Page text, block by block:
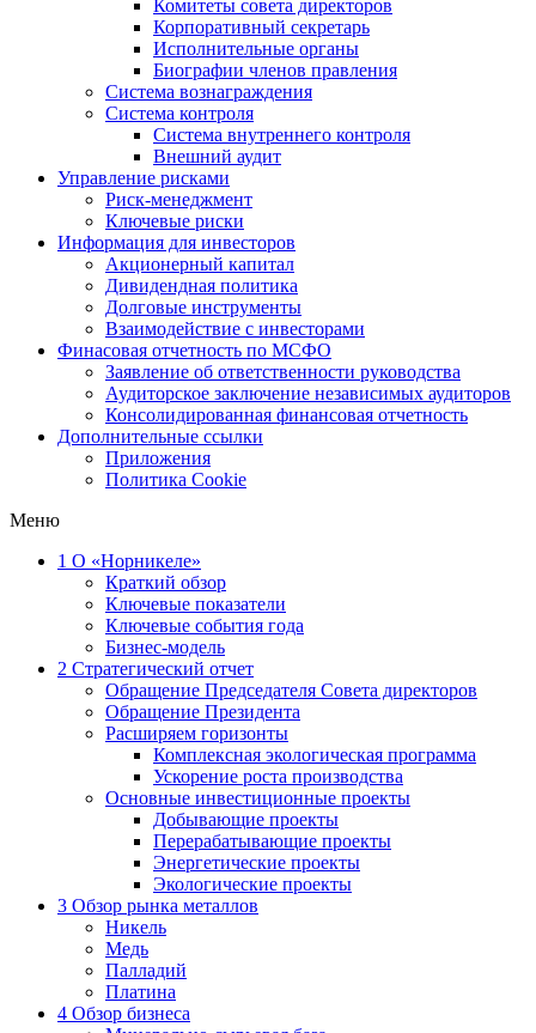
Комитеты совета директоров
Корпоративный секретарь
Исполнительные органы
Биографии членов правления
Система вознаграждения
Система контроля
Система внутреннего контроля
Внешний аудит
Управление рисками
Риск-менеджмент
Ключевые риски
Информация для инвесторов
Акционерный капитал
Дивидендная политика
Долговые инструменты
Взаимодействие с инвеcторами
Финасовая отчетность по МСФО
Заявление об ответственности руководства
Аудиторское заключение независимых аудиторов
Консолидированная финансовая отчетность
Дополнительные ссылки
Приложения
Политика Cookie
Меню
1 О «Норникеле»
Краткий обзор
Ключевые показатели
Ключевые события года
Бизнес-модель
2 Стратегический отчет
Обращение Председателя Совета директоров
Обращение Президента
Расширяем горизонты
Комплексная экологическая программа
Ускорение роста производства
Основные инвестиционные проекты
Добывающие проекты
Перерабатывающие проекты
Энергетические проекты
Экологические проекты
3 Обзор рынка металлов
Никель
Медь
Палладий
Платина
4 Обзор бизнеса